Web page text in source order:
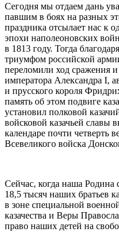
Сегодня мы отдаем дань
павшим в боях на разных
праздника отсылает нас к
эпохи наполеоновских
в 1813 году. Тогда
триумфом российской
переломили ход сражения
императора Александра I,
и прусского короля
память об этом подвиге
установил полковой
войсковой казачьей славы
календаре почти четверть
Всевеликого войска
Сейчас, когда наша Родина
18,5 тысяч наших братьев
в зоне специальной
казачества и Веры
право наших детей на